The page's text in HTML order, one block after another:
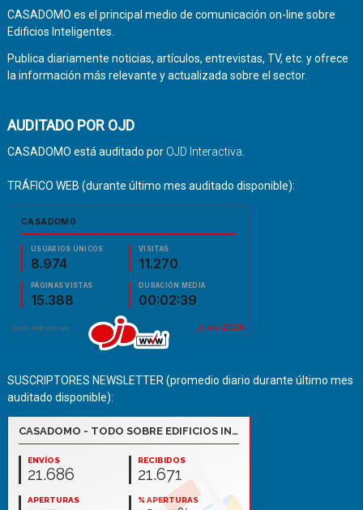
CASADOMO es el principal medio de comunicación on-line sobre
Edificios Inteligentes.
Publica diariamente noticias, artículos, entrevistas, TV, etc. y ofrece
la información más relevante y actualizada sobre el sector.
AUDITADO POR OJD
CASADOMO está auditado por OJD Interactiva.
TRÁFICO WEB (durante último mes auditado disponible):
SUSCRIPTORES NEWSLETTER (promedio diario durante último mes
auditado disponible):